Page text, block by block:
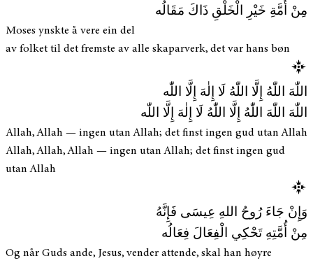
مِنْ أُمَّةِ خَيْرِ الْخَلْقِ ذَاكَ مَقَالُه
Moses ynskte å vere ein del
av folket til det fremste av alle skaparverk, det var hans bøn
اللّٰهَ اللّٰهُ إِلَّا اللّٰهُ لَا إِلٰهَ إِلَّا اللّٰه
اللّٰهَ اللّٰهَ اللّٰهُ إِلَّا اللّٰهُ لَا إِلٰهَ إِلَّا اللّٰه
Allah, Allah — ingen utan Allah; det finst ingen gud utan Allah
Allah, Allah, Allah — ingen utan Allah; det finst ingen gud
utan Allah
وَإِنْ جَاءَ رُوحُ اللهِ عِيسَى فَإِنَّهُ
مِنْ أُمَّتِهِ تَحْكِي الْفِعَالَ فِعَالُه
Og når Guds ande, Jesus, vender attende, skal han høyre